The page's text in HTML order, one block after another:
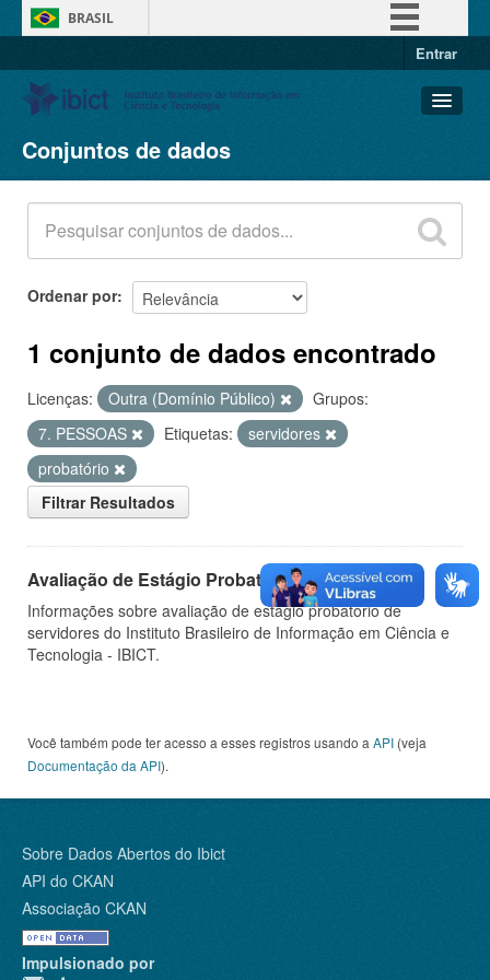
BRASIL
Entrar
Conjuntos de dados
Organizações
Grupos
Sobre
Conjuntos de dados
Ordenar por
1 conjunto de dados encontrado
Licenças: Outra (Domínio Público)
Grupos:
7. PESSOAS
Etiquetas:
servidores
probatório
Filtrar Resultados
Avaliação de Estágio Probatório
Informações sobre avaliação de estágio probatório de
servidores do Instituto Brasileiro de Informação em Ciência e
Tecnologia - IBICT.
Você também pode ter acesso a esses registros usando a API (veja
Documentação da API).
Sobre Dados Abertos do Ibict
API do CKAN
Associação CKAN
Impulsionado por